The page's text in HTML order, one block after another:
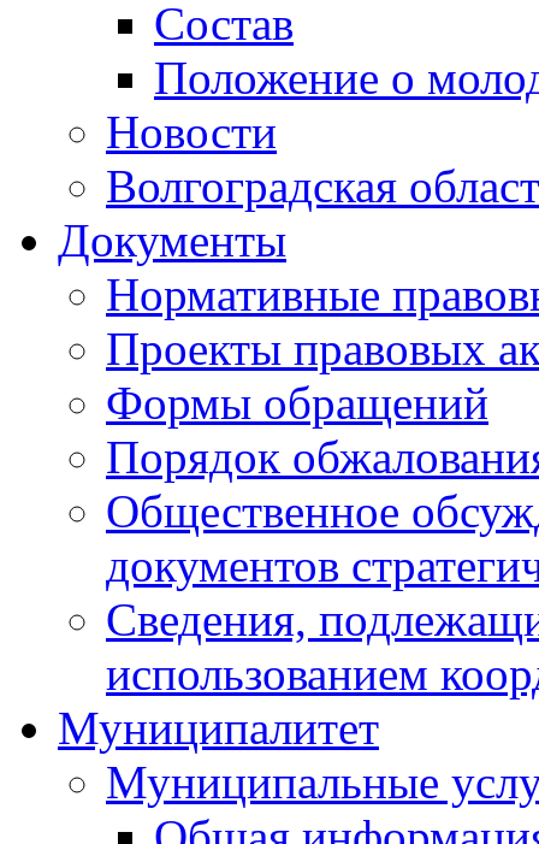
Состав
Положение о
Новости
Волгоградская
Документы
Нормативные
Проекты правовых
Формы обращений
Порядок
Общественное
документов
Сведения,
использованием
Муниципалитет
Муниципальные